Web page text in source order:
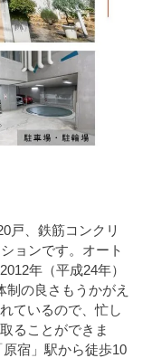
戸、鉄筋コンクリ
ョンです。オート
年（平成24年）
の良さもうかがえ
ているので、忙し
ることができま
宿」駅から徒歩10